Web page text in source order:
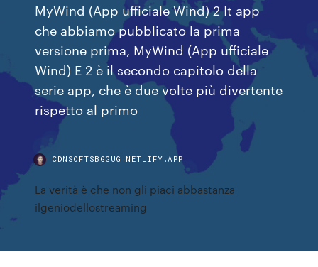
MyWind (App ufficiale Wind) 2 It app
che abbiamo pubblicato la prima
versione prima, MyWind (App ufficiale
Wind) E 2 è il secondo capitolo della
serie app, che è due volte più divertente
rispetto al primo
CDNSOFTSBGGUG.NETLIFY.APP
La verità è che non gli piaci abbastanza
ilgeniodellostreaming